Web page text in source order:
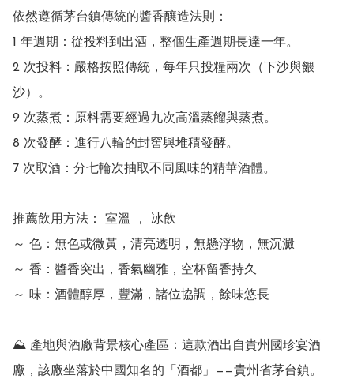
依然遵循茅台鎮傳統的醬香釀造法則：
1 年週期：從投料到出酒，整個生產週期長達一年。
2 次投料：嚴格按照傳統，每年只投糧兩次（下沙與餵
沙）。
9 次蒸煮：原料需要經過九次高溫蒸餾與蒸煮。
8 次發酵：進行八輪的封窖與堆積發酵。
7 次取酒：分七輪次抽取不同風味的精華酒體。
推薦飲用方法： 室溫 ， 冰飲
～ 色：無色或微黃，清亮透明，無懸浮物，無沉澱
～ 香：醬香突出，香氣幽雅，空杯留香持久
～ 味：酒體醇厚，豐滿，諸位協調，餘味悠長
⛰️ 產地與酒廠背景核心產區：這款酒出自貴州國珍宴酒
廠，該廠坐落於中國知名的「酒都」——貴州省茅台鎮。